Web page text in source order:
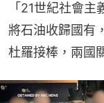
「21世紀社會
將石油收歸國有
杜羅接棒，兩國